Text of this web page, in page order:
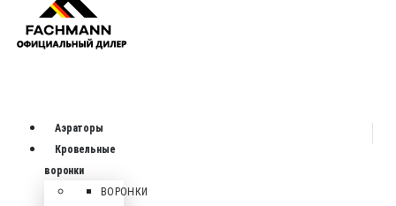
Аэраторы
Кровельные
воронки
ВОРОНКИ